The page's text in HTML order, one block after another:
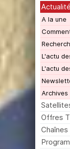
A la une
L'actu
L'actu
Archives
Offres
Chaînes